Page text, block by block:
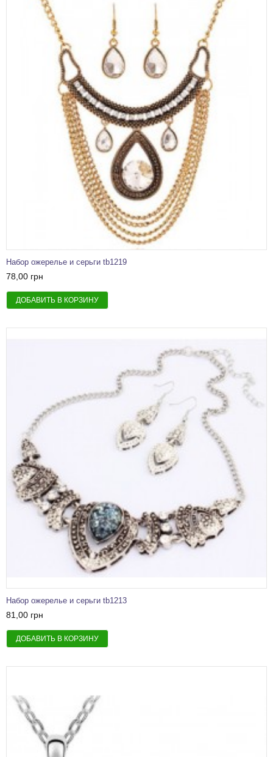
Набор ожерелье и серьги tb1219
78,00 грн
ДОБАВИТЬ В КОРЗИНУ
Набор ожерелье и серьги tb1213
81,00 грн
ДОБАВИТЬ В КОРЗИНУ